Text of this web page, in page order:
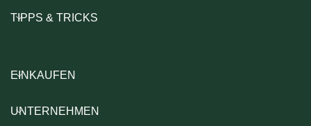
TIPPS & TRICKS
EINKAUFEN
UNTERNEHMEN